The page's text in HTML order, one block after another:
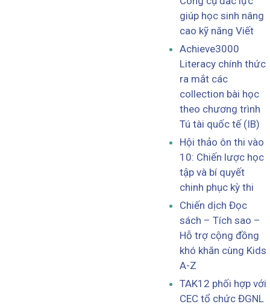
giúp học sinh nâng
cao kỹ năng Viết
Achieve3000
Literacy chính thức
ra mắt các
collection bài học
theo chương trình
Tú tài quốc tế (IB)
Hội thảo ôn thi vào
10: Chiến lược học
tập và bí quyết
chinh phục kỳ thi
Chiến dịch Đọc
sách – Tích sao –
Hỗ trợ cộng đồng
khó khăn cùng Kids
A-Z
TAK12 phối hợp với
CEC tổ chức ĐGNL